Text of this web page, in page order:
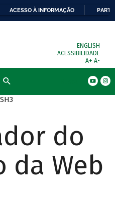
ACESSO À INFORMAÇÃO
ENGLISH
ACESSIBILIDADE
A+ A-
do
da Web